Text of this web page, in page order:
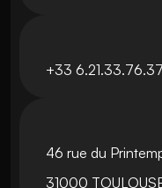
+33 6.21.33.76.37
46 rue du
31000